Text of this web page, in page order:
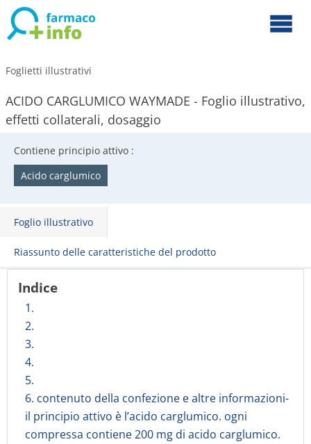
Foglietti illustrativi
ACIDO CARGLUMICO WAYMADE - Foglio illustrativo,
effetti collaterali, dosaggio
Contiene principio attivo :
Acido carglumico
Foglio illustrativo
Riassunto delle caratteristiche del prodotto
Indice
1.
2.
3.
4.
5.
6. contenuto della confezione e altre informazioni-
il principio attivo è l’acido carglumico. ogni
compressa contiene 200 mg di acido carglumico.